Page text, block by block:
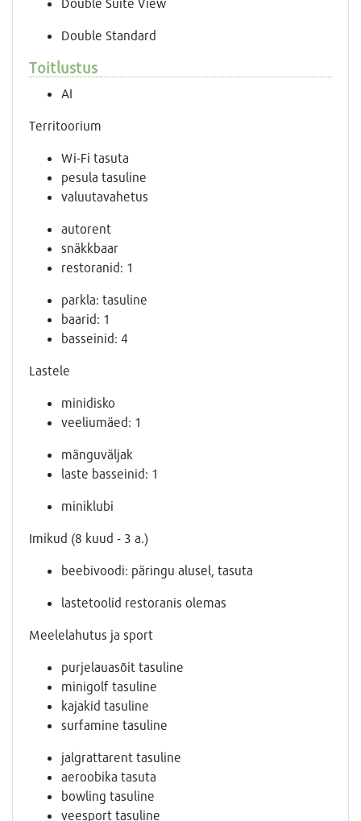
Double Suite View
Double Standard
Toitlustus
AI
Territoorium
Wi-Fi tasuta
pesula tasuline
valuutavahetus
autorent
snäkkbaar
restoranid: 1
parkla: tasuline
baarid: 1
basseinid: 4
Lastele
minidisko
veeliumäed: 1
mänguväljak
laste basseinid: 1
miniklubi
Imikud (8 kuud - 3 a.)
beebivoodi: päringu alusel, tasuta
lastetoolid restoranis olemas
Meelelahutus ja sport
purjelauasõit tasuline
minigolf tasuline
kajakid tasuline
surfamine tasuline
jalgrattarent tasuline
aeroobika tasuta
bowling tasuline
veesport tasuline